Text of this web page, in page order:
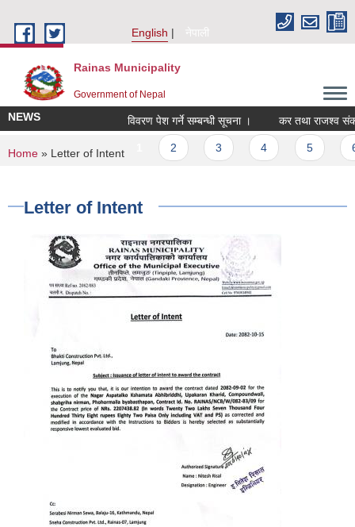
English
नेपाली
Rainas Municipality
Government of Nepal
NEWS विवरण पेश गर्ने सम्बन्धी सूचना । कर तथा राजश्व
Pages
You are here
Home » Letter of Intent
Letter of Intent